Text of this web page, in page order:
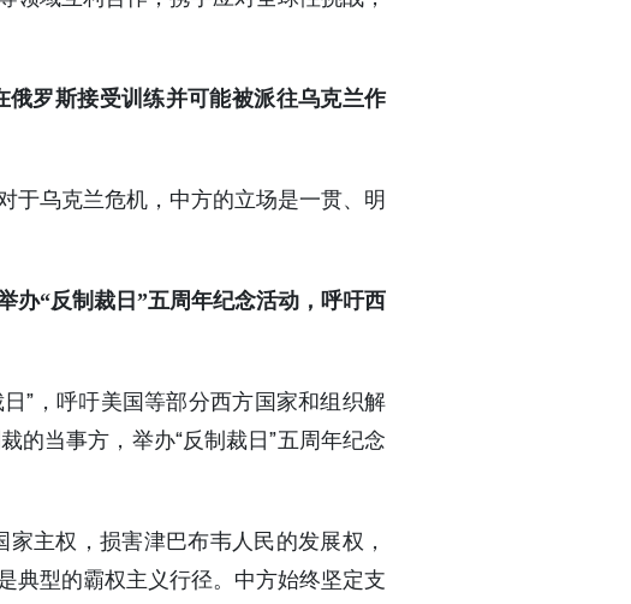
罗斯接受训练并可能被派往乌克兰作
于乌克兰危机，中方的立场是一贯、明
办“反制裁日”五周年纪念活动，呼吁西
”，呼吁美国等部分西方国家和组织解
的当事方，举办“反制裁日”五周年纪念
主权，损害津巴布韦人民的发展权，
典型的霸权主义行径。中方始终坚定支